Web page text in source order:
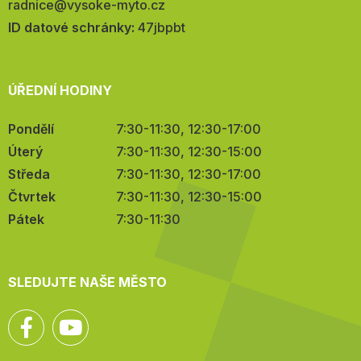
E-
mail:
radnice@vysoke-myto.cz
ID datové schránky: 47jbpbt
ÚŘEDNÍ HODINY
Pondělí
7:30-11:30, 12:30-17:00
Úterý
7:30-11:30, 12:30-15:00
Středa
7:30-11:30, 12:30-17:00
Čtvrtek
7:30-11:30, 12:30-15:00
Pátek
7:30-11:30
SLEDUJTE NAŠE MĚSTO
Facebook